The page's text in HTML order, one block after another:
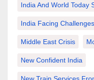
India And World Today
India Facing
Middle East Crisis
New Confident India
New Train Services